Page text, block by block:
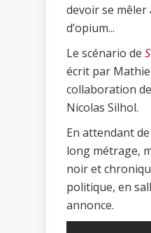
devoir se mêler
d’opium...
Le scénario de
écrit par
collaboration
Nicolas Silhol.
En attendant
long métrage,
noir et
politique, en
annonce.